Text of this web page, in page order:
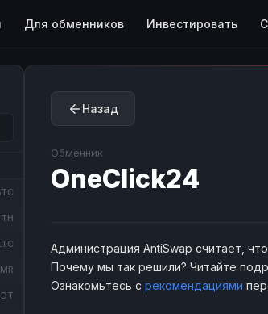
Для обменников Инвестировать
Назад
Обменник
OneClick24
Администрация AntiSwap считает,
Почему мы так решили? Читайте
Ознакомьтесь с рекомендациями